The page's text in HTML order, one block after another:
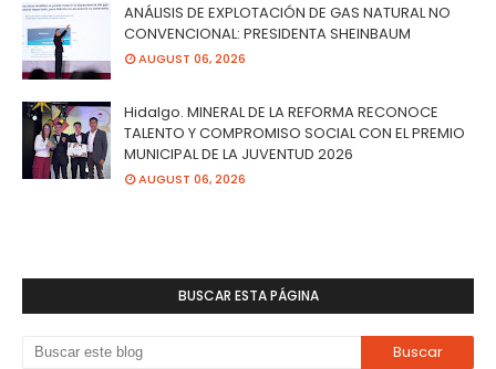
ANÁLISIS DE EXPLOTACIÓN DE GAS NATURAL NO
CONVENCIONAL: PRESIDENTA SHEINBAUM
AUGUST 06, 2026
Hidalgo. MINERAL DE LA REFORMA RECONOCE
TALENTO Y COMPROMISO SOCIAL CON EL PREMIO
MUNICIPAL DE LA JUVENTUD 2026
AUGUST 06, 2026
BUSCAR ESTA PÁGINA